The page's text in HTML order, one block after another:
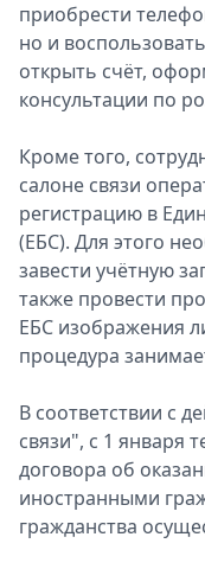
приобрести
но и
открыть счёт,
консультации по
Кроме того,
салоне связи
регистрацию в
(ЕБС). Для этого
завести учётную
также провести
ЕБС изображения
процедура
В соответствии с
связи", с 1 января
договора об
иностранными
гражданства